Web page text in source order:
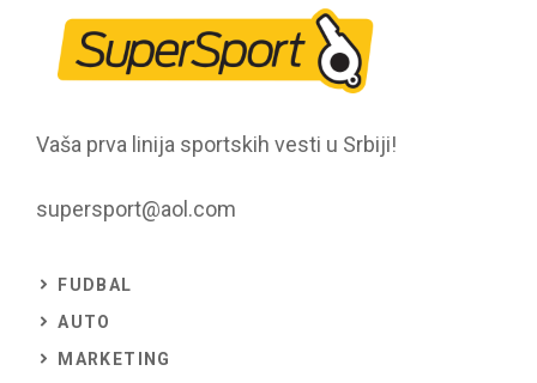
Vaša prva linija sportskih vesti u Srbiji!
supersport@aol.com
FUDBAL
AUTO
MARKETING